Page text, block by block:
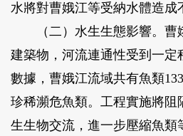
水將對曹娥江等受納水體造成
（二）水生生態影響。曹
建築物，河流連通性受到一定
數據，曹娥江流域共有魚類
珍稀瀕危魚類。工程實施將阻
生生物交流，進一步壓縮魚類